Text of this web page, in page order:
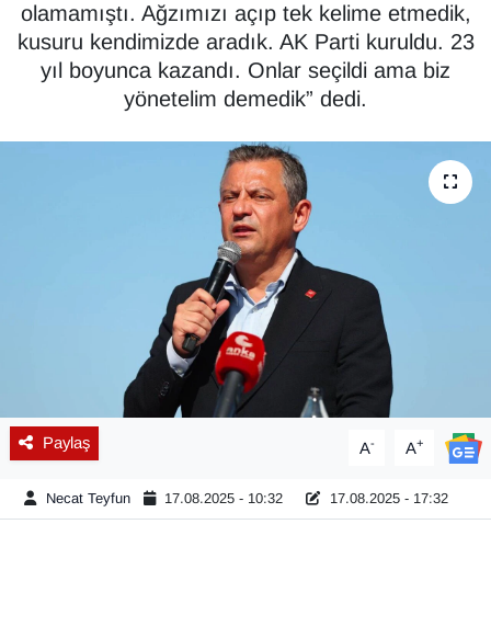
olamamıştı. Ağzımızı açıp tek kelime etmedik,
kusuru kendimizde aradık. AK Parti kuruldu. 23
yıl boyunca kazandı. Onlar seçildi ama biz
yönetelim demedik” dedi.
Paylaş A- A+
Necat Teyfun 17.08.2025 - 10:32 17.08.2025 - 17:32
Deprem
Dernekler, Odalar
En çok konuşulanlar
GENEL
Son Dakika Haberleri
Haber Arşivi